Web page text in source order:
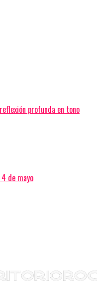
profunda en tono
de mayo